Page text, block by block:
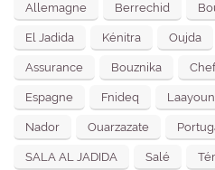
Allemagne Berrechid
El Jadida Kénitra Oujda
Assurance Bouznika
Espagne Fnideq
Nador Ouarzazate
SALA AL JADIDA Salé